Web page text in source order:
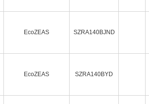
EcoZEAS SZRA140BJND
EcoZEAS SZRA140BYD